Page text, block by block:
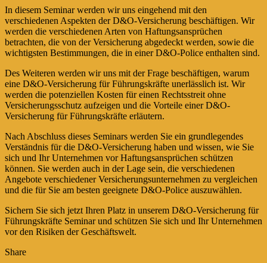
In diesem Seminar werden wir uns eingehend mit den
verschiedenen Aspekten der D&O-Versicherung beschäftigen. Wir
werden die verschiedenen Arten von Haftungsansprüchen
betrachten, die von der Versicherung abgedeckt werden, sowie die
wichtigsten Bestimmungen, die in einer D&O-Police enthalten sind.
Des Weiteren werden wir uns mit der Frage beschäftigen, warum
eine D&O-Versicherung für Führungskräfte unerlässlich ist. Wir
werden die potenziellen Kosten für einen Rechtsstreit ohne
Versicherungsschutz aufzeigen und die Vorteile einer D&O-
Versicherung für Führungskräfte erläutern.
Nach Abschluss dieses Seminars werden Sie ein grundlegendes
Verständnis für die D&O-Versicherung haben und wissen, wie Sie
sich und Ihr Unternehmen vor Haftungsansprüchen schützen
können. Sie werden auch in der Lage sein, die verschiedenen
Angebote verschiedener Versicherungsunternehmen zu vergleichen
und die für Sie am besten geeignete D&O-Police auszuwählen.
Sichern Sie sich jetzt Ihren Platz in unserem D&O-Versicherung für
Führungskräfte Seminar und schützen Sie sich und Ihr Unternehmen
vor den Risiken der Geschäftswelt.
Share